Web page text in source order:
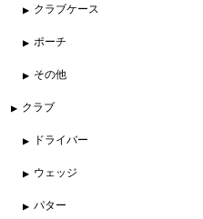
クラブケース
ポーチ
その他
クラブ
ドライバー
ウェッジ
パター